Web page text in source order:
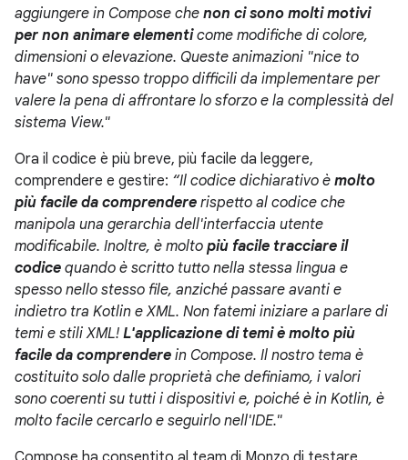
aggiungere in Compose che non ci sono molti motivi
per non animare elementicome modifiche di colore,
dimensioni o elevazione. Queste animazioni "nice to
have" sono spesso troppo difficili da implementare per
valere la pena di affrontare lo sforzo e la complessità del
sistema View."
Ora il codice è più breve, più facile da leggere,
comprendere e gestire: “Il codice dichiarativo è molto
più facile da comprendere rispetto al codice che
manipola una gerarchia dell'interfaccia utente
modificabile. Inoltre, è molto più facile tracciare il
codice quando è scritto tutto nella stessa lingua e
spesso nello stesso file, anziché passare avanti e
indietro tra Kotlin e XML. Non fatemi iniziare a parlare di
temi e stili XML! L'applicazione di temi è molto più
facile da comprendere in Compose. Il nostro tema è
costituito solo dalle proprietà che definiamo, i valori
sono coerenti su tutti i dispositivi e, poiché è in Kotlin, è
molto facile cercarlo e seguirlo nell'IDE."